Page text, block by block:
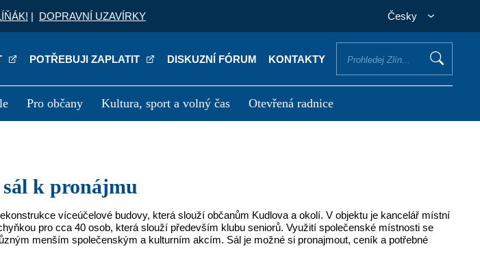
| DOPRAVNÍ UZAVÍRKY Česky
POTŘEBUJI ZAPLATIT DISKUZNÍ FÓRUM KONTAKTY
Pro občany Kultura, sport a volný čas Otevřená radnice
sál k pronájmu
víceúčelové budovy, která slouží občanům Kudlova a okolí. V objektu je kancelář místní
pro cca 40 osob, která slouží především klubu seniorů. Využití společenské místnosti se
menším společenským a kulturním akcím. Sál je možné si pronajmout, ceník a potřebné